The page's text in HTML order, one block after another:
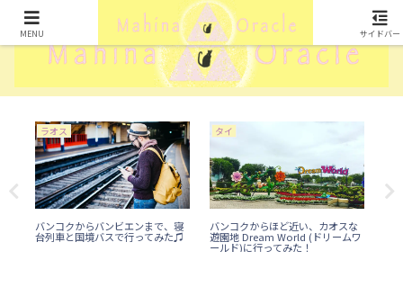
ラオス
バンコクからバンビエンまで、寝
台列車と国境バスで行ってみた♫
タイ
バンコクからほど近い、カオスな
遊園地 Dream World (ドリームワ
ールド)に行ってみた！
MENU サイドバー